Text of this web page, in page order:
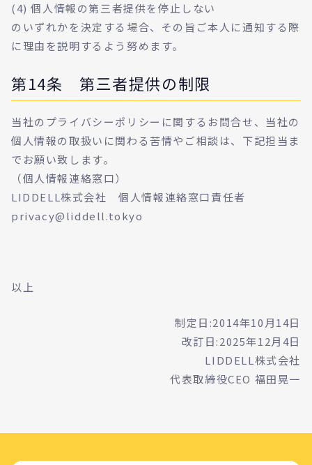
(4) 個人情報の第三者提供を停止しない
のいずれかを決定する場合、その旨ご本人に通知する際
に理由を説明するよう努めます。
第14条 第三者提供の制限
当社のプライバシーポリシーに関するお問合せ、当社の
個人情報の取扱いに関わる苦情やご相談は、下記担当ま
でお願い致します。
（個人情報連絡窓口）
LIDDELL株式会社 個人情報連絡窓口責任者
privacy@liddell.tokyo
以上
制定日:2014年10月14日
改訂日:2025年12月4日
LIDDELL株式会社
代表取締役CEO 福田晃一